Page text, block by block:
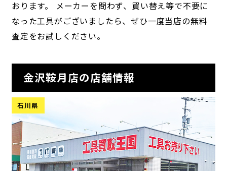
おります。 メーカーを問わず、買い替え等で不要に
なった工具がございましたら、ぜひ一度当店の無料
査定をお試しください。
金沢鞍月店の店舗情報
石川県